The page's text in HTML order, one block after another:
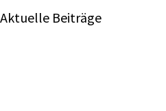
Aktuelle Beiträge